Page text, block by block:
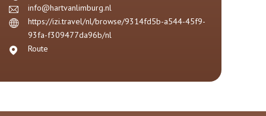
info@hartvanlimburg.nl
https://izi.travel/nl/browse/9314fd5b-a544-45f9-
93fa-f309477da96b/nl
Route